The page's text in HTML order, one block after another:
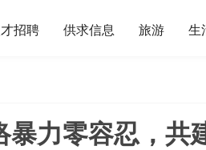
招聘 供求信息 旅游 生
暴力零容忍，共